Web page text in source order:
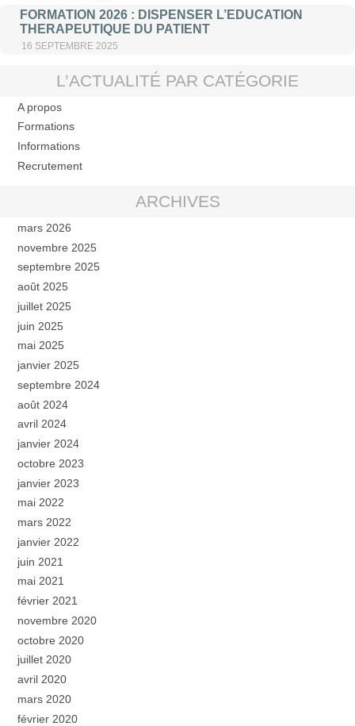
FORMATION 2026 : DISPENSER L’EDUCATION
THERAPEUTIQUE DU PATIENT
16 SEPTEMBRE 2025
L’ACTUALITÉ PAR CATÉGORIE
A propos
Formations
Informations
Recrutement
ARCHIVES
mars 2026
novembre 2025
septembre 2025
août 2025
juillet 2025
juin 2025
mai 2025
janvier 2025
septembre 2024
août 2024
avril 2024
janvier 2024
octobre 2023
janvier 2023
mai 2022
mars 2022
janvier 2022
juin 2021
mai 2021
février 2021
novembre 2020
octobre 2020
juillet 2020
avril 2020
mars 2020
février 2020